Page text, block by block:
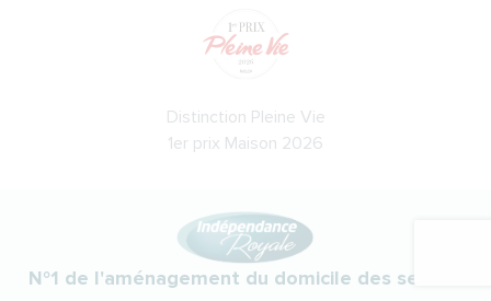
Distinction Pleine Vie
1er prix Maison 2026
N°1 de l'aménagement du domicile des seniors